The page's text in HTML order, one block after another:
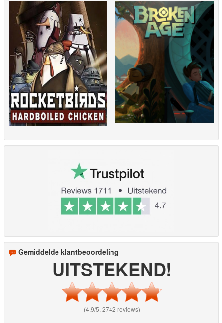
Gemiddelde klantbeoordeling
UITSTEKEND!
(4.9/5, 2742 reviews)